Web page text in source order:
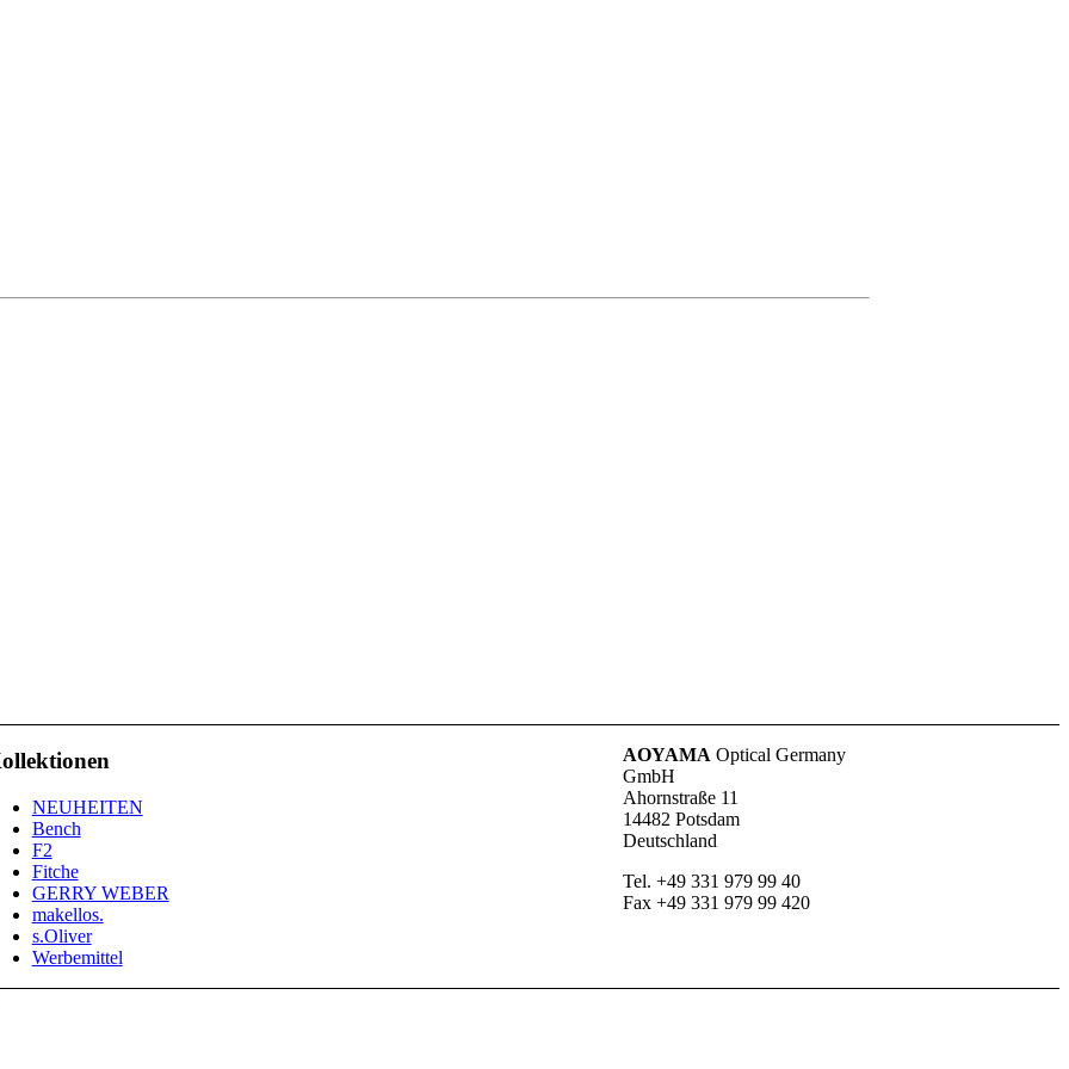
NEUHEITEN
Bench
F2
Fitche
GERRY WEBER
makellos.
s.Oliver
Werbemittel
AOYAMA Optical Germany
GmbH
Ahornstraße 11
14482 Potsdam
Deutschland
Tel. +49 331 979 99 40
Fax +49 331 979 99 420